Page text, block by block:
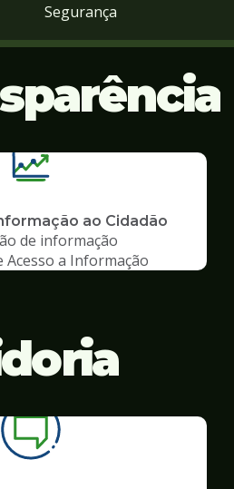
Segurança
ao Cidadão
de informação
a Informação